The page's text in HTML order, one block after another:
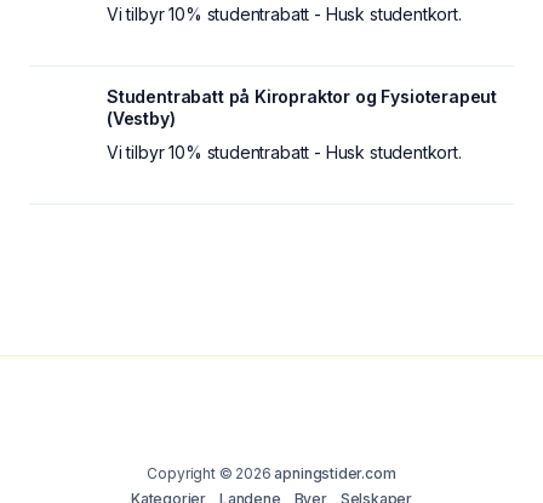
Vi tilbyr 10% studentrabatt - Husk studentkort.
Studentrabatt på Kiropraktor og Fysioterapeut
(Vestby)
Vi tilbyr 10% studentrabatt - Husk studentkort.
Copyright © 2026apningstider.com
Kategorier
Landene Byer Selskaper